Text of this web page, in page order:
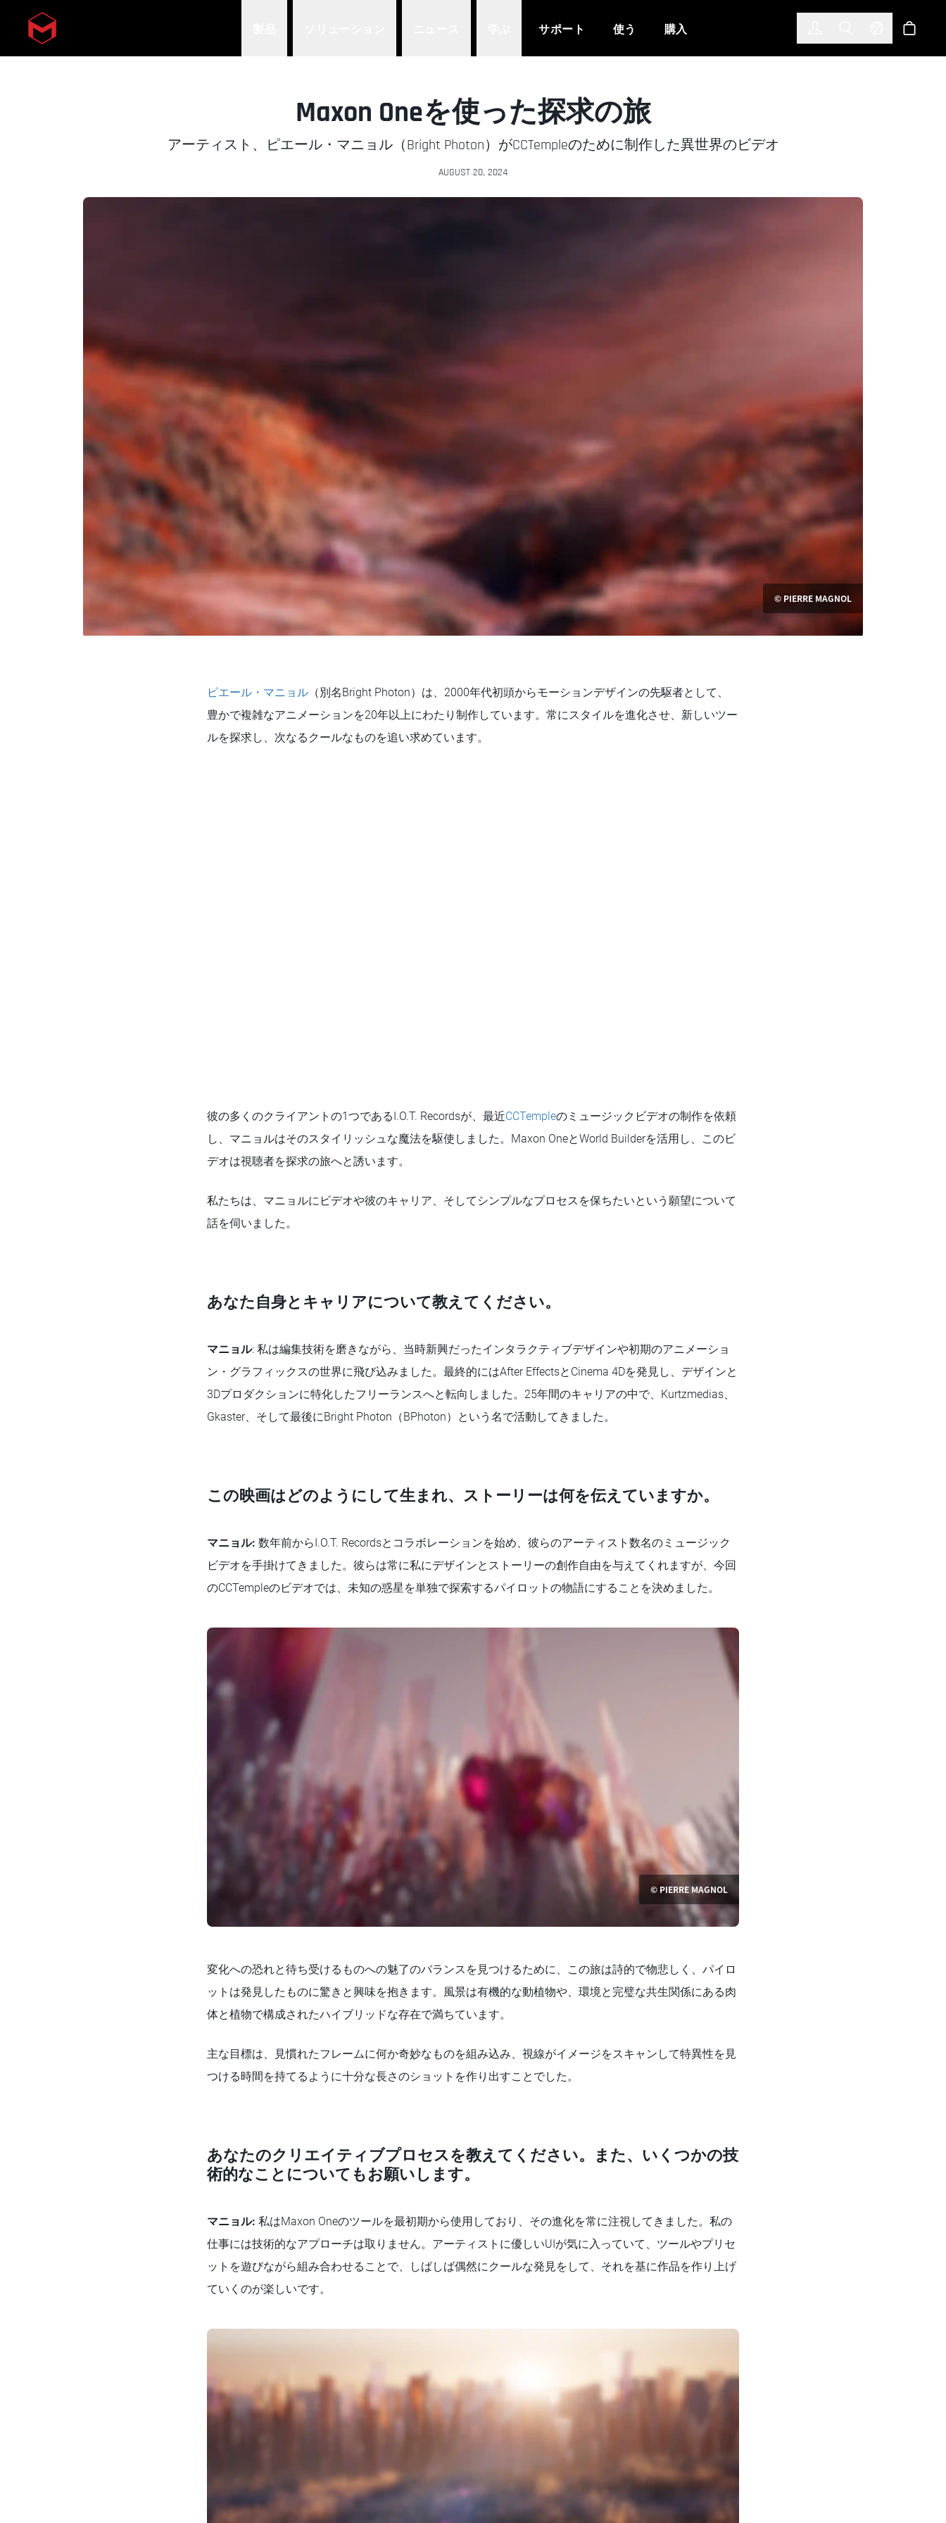
Skip to main content サポート 使う 購入 Toggle Search
Selectショッ
© PIERRE MAGNOL
Maxon Oneを使った探求の旅
アーティスト、ピエール・マニョル（Bright Photon）がCCTempleのために制作した異世界のビデオ
AUGUST 20, 2024
ピエール・マニョル （別名Bright Photon）は、2000年代初頭からモーションデザインの先駆者として、
豊かで複雑なアニメーションを20年以上にわたり制作しています。常にスタイルを進化させ、新しいツー
ルを探求し、次なるクールなものを追い求めています。
彼の多くのクライアントの1つであるI.O.T. Recordsが、最近CCTempleのミュージックビデオの制作を依頼
し、マニョルはそのスタイリッシュな魔法を駆使しました。Maxon OneとWorld Builderを活用し、このビ
デオは視聴者を探求の旅へと誘います。
私たちは、マニョルにビデオや彼のキャリア、そしてシンプルなプロセスを保ちたいという願望について
話を伺いました。
あなた自身とキャリアについて教えてください。
マニョル: 私は編集技術を磨きながら、当時新興だったインタラクティブデザインや初期のアニメーショ
ン・グラフィックスの世界に飛び込みました。最終的にはAfter EffectsとCinema 4Dを発見し、デザインと
3Dプロダクションに特化したフリーランスへと転向しました。25年間のキャリアの中で、Kurtzmedias、
Gkaster、そして最後にBright Photon（BPhoton）という名で活動してきました。
この映画はどのようにして生まれ、ストーリーは何を伝えていますか。
マニョル: 数年前からI.O.T. Recordsとコラボレーションを始め、彼らのアーティスト数名のミュージック
ビデオを手掛けてきました。彼らは常に私にデザインとストーリーの創作自由を与えてくれますが、今回
のCCTempleのビデオでは、未知の惑星を単独で探索するパイロットの物語にすることを決めました。
© PIERRE MAGNOL
変化への恐れと待ち受けるものへの魅了のバランスを見つけるために、この旅は詩的で物悲しく、パイロ
ットは発見したものに驚きと興味を抱きます。風景は有機的な動植物や、環境と完璧な共生関係にある肉
体と植物で構成されたハイブリッドな存在で満ちています。
主な目標は、見慣れたフレームに何か奇妙なものを組み込み、視線がイメージをスキャンして特異性を見
つける時間を持てるように十分な長さのショットを作り出すことでした。
あなたのクリエイティブプロセスを教えてください。また、いくつかの技
術的なことについてもお願いします。
マニョル: 私はMaxon Oneのツールを最初期から使用しており、その進化を常に注視してきました。私の
仕事には技術的なアプローチは取りません。アーティストに優しいUIが気に入っていて、ツールやプリセ
ットを遊びながら組み合わせることで、しばしば偶然にクールな発見をして、それを基に作品を作り上げ
ていくのが楽しいです。